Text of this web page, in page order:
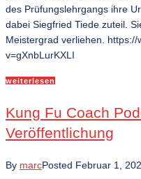
des Prüfungslehrgangs ihre
dabei Siegfried Tiede zuteil.
Meistergrad verliehen.
v=gXnbLurKXLI
weiterlesen
Kung Fu Coach
Veröffentlichung
By marcPosted Februar 1,